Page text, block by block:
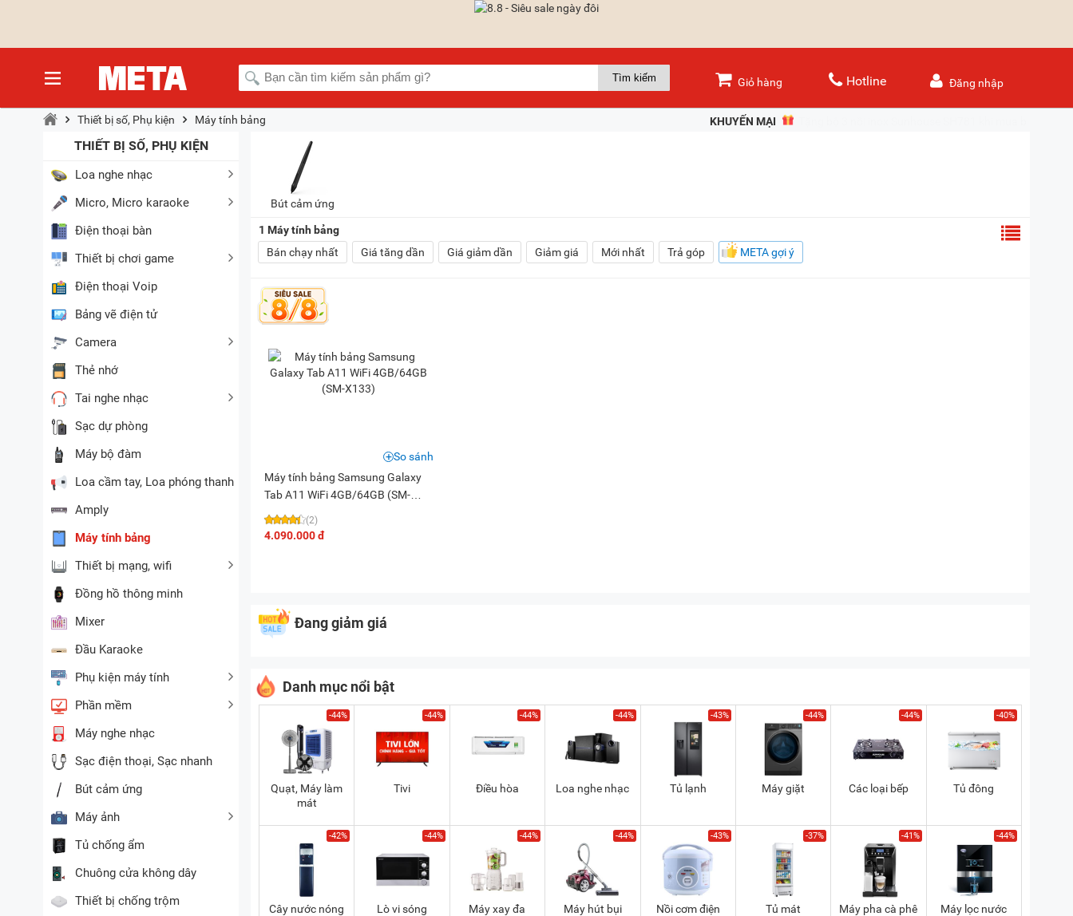
Đăng nhập
Giỏ hàng Hotline
KHUYẾN MẠI
Thiết bị số, Phụ kiện Máy tính bảng
THIẾT BỊ SỐ, PHỤ KIỆN
Loa nghe nhạc
Micro, Micro karaoke
Điện thoại bàn
Thiết bị chơi game
Điện thoại Voip
Bảng vẽ điện tử
Camera
Thẻ nhớ
Tai nghe nhạc
Sạc dự phòng
Máy bộ đàm
Loa cầm tay, Loa phóng thanh
Amply
Máy tính bảng
Thiết bị mạng, wifi
Đồng hồ thông minh
Mixer
Đầu Karaoke
Phụ kiện máy tính
Phần mềm
Máy nghe nhạc
Sạc điện thoại, Sạc nhanh
Bút cảm ứng
Máy ảnh
Tủ chống ẩm
Chuông cửa không dây
Thiết bị chống trộm
Bút cảm ứng
1 Máy tính bảng
Bán chạy nhất
Giá tăng dần Giá giảm dần Giảm giá Mới nhất Trả góp META gợi ý
Máy tính bảng Samsung Galaxy
Tab A11 WiFi 4GB/64GB (SM-
X133)
(2)
4.090.000 đ
So sánh
Đang giảm giá
Danh mục nổi bật
-44%
Quạt, Máy làm
mát
-44%
Tivi
-44%
Điều hòa
-44%
Loa nghe nhạc
-43%
Tủ lạnh
-44%
Máy giặt
-44%
Các loại bếp
-40%
Tủ đông
-42%
Cây nước nóng
-44%
Lò vi sóng
-44%
Máy xay đa
-44%
Máy hút bụi
-43%
Nồi cơm điện
-37%
Tủ mát
-41%
Máy pha cà phê
-44%
Máy lọc nước